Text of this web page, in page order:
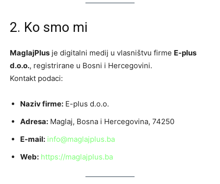
2. Ko smo mi
MaglajPlus je digitalni medij u vlasništvu firme E-plus
d.o.o., registrirane u Bosni i Hercegovini.
Kontakt podaci:
Naziv firme: E-plus d.o.o.
Adresa: Maglaj, Bosna i Hercegovina, 74250
E-mail: info@maglajplus.ba
Web: https://maglajplus.ba